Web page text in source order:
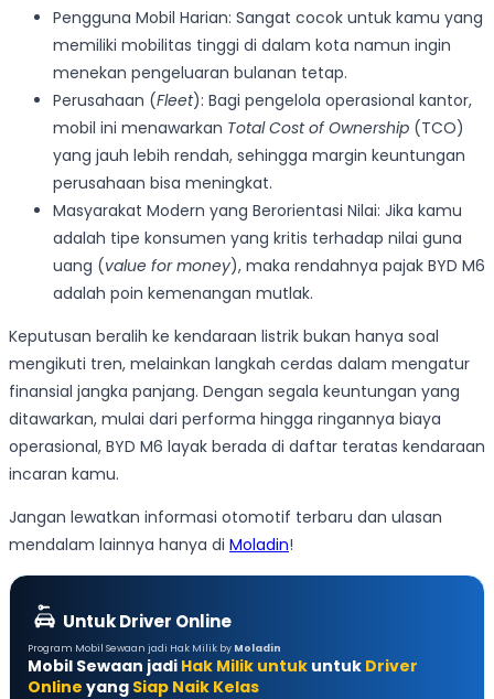
Pengguna Mobil Harian: Sangat cocok untuk kamu yang
memiliki mobilitas tinggi di dalam kota namun ingin
menekan pengeluaran bulanan tetap.
Perusahaan (Fleet): Bagi pengelola operasional kantor,
mobil ini menawarkan Total Cost of Ownership (TCO)
yang jauh lebih rendah, sehingga margin keuntungan
perusahaan bisa meningkat.
Masyarakat Modern yang Berorientasi Nilai: Jika kamu
adalah tipe konsumen yang kritis terhadap nilai guna
uang (value for money), maka rendahnya pajak BYD M6
adalah poin kemenangan mutlak.
Keputusan beralih ke kendaraan listrik bukan hanya soal
mengikuti tren, melainkan langkah cerdas dalam mengatur
finansial jangka panjang. Dengan segala keuntungan yang
ditawarkan, mulai dari performa hingga ringannya biaya
operasional, BYD M6 layak berada di daftar teratas kendaraan
incaran kamu.
Jangan lewatkan informasi otomotif terbaru dan ulasan
mendalam lainnya hanya di Moladin!
Untuk Driver Online
Program Mobil Sewaan jadi Hak Milik by Moladin
Mobil Sewaan jadi Hak Milik untuk untuk Driver
Online yang Siap Naik Kelas